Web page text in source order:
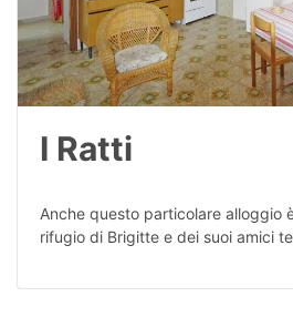
I Ratti
Anche questo particolare alloggio
rifugio di Brigitte e dei suoi amici